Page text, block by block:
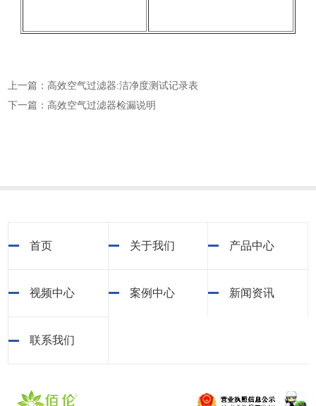
上一篇：高效空气过滤器:洁净度测试记录表
下一篇：高效空气过滤器检漏说明
首页 关于我们 产品中心
视频中心 案例中心 新闻资讯
联系我们